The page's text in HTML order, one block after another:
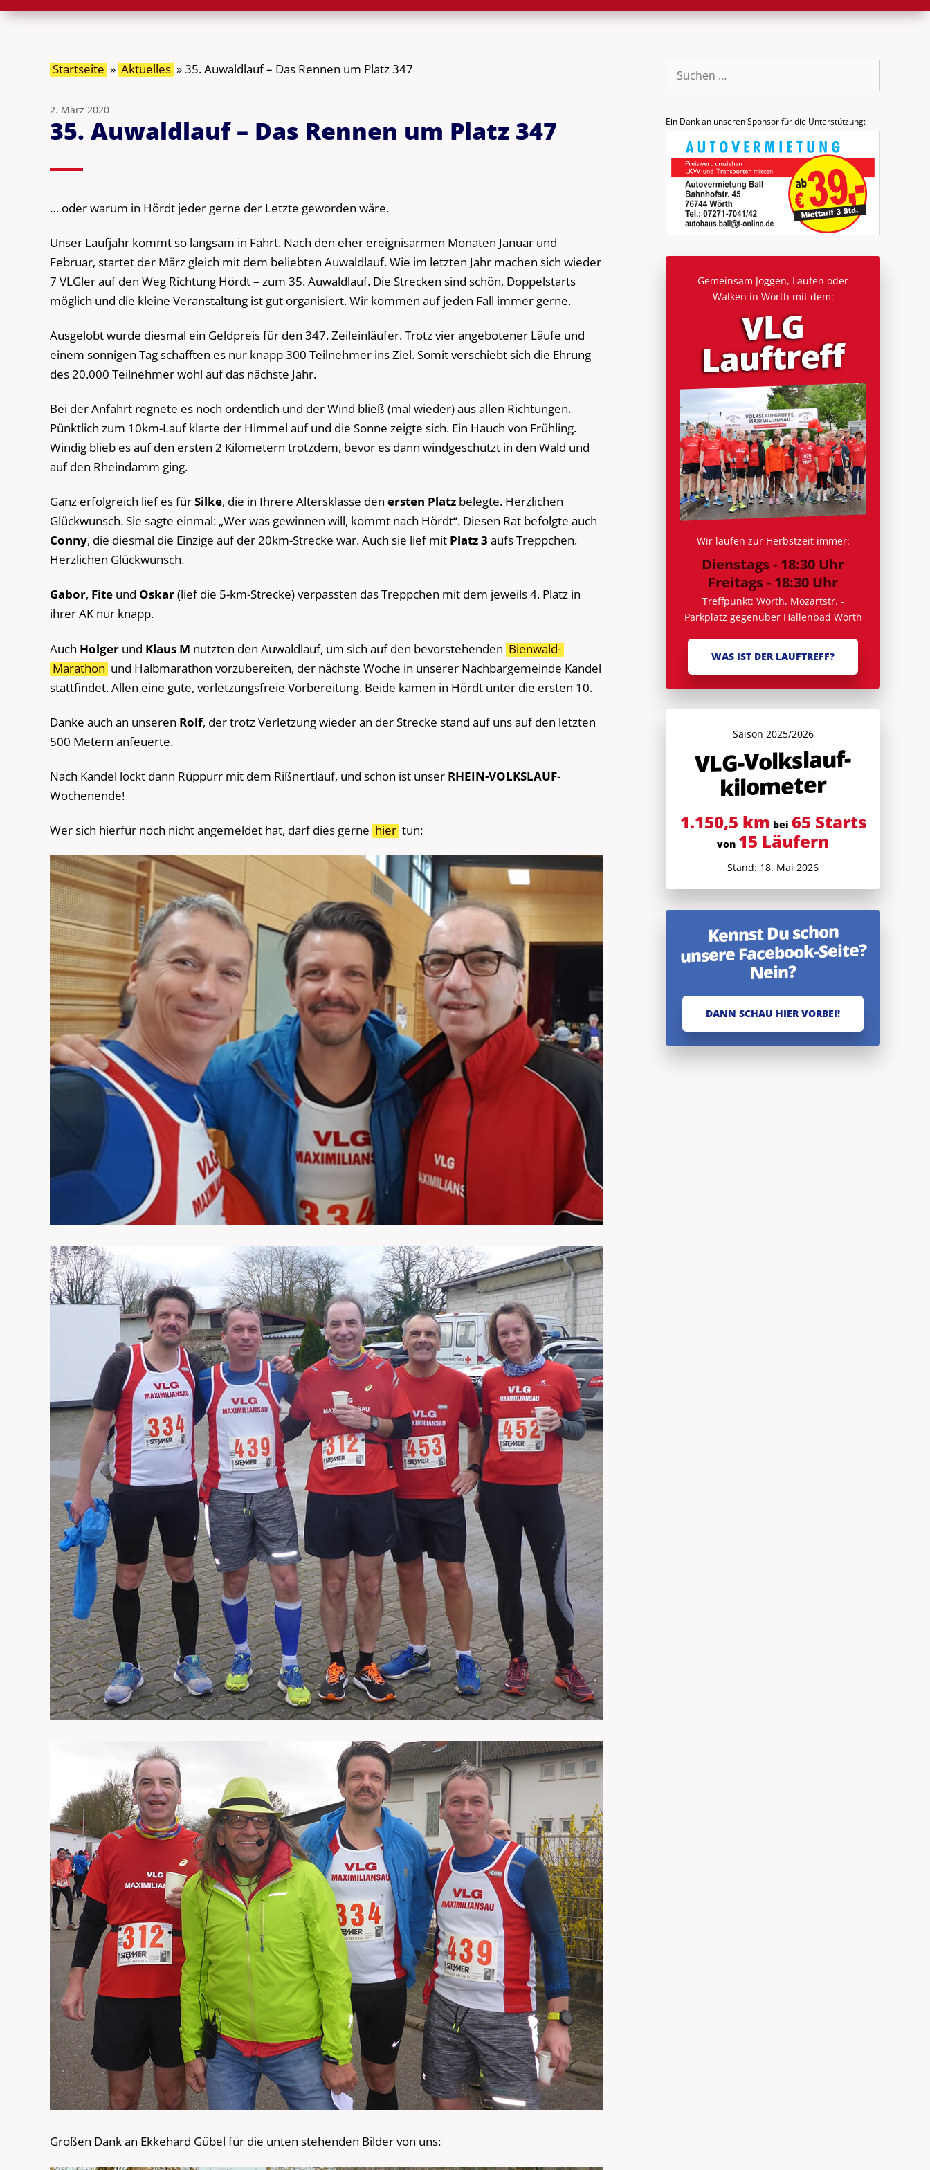
Startseite » Aktuelles »35. Auwaldlauf – Das Rennen um Platz 347
2. März 2020
35. Auwaldlauf – Das Rennen um Platz 347
… oder warum in Hördt jeder gerne der Letzte geworden wäre.
Unser Laufjahr kommt so langsam in Fahrt. Nach den eher ereignisarmen Monaten Januar und
Februar, startet der März gleich mit dem beliebten Auwaldlauf. Wie im letzten Jahr machen sich wieder
7 VLGler auf den Weg Richtung Hördt – zum 35. Auwaldlauf. Die Strecken sind schön, Doppelstarts
möglich und die kleine Veranstaltung ist gut organisiert. Wir kommen auf jeden Fall immer gerne.
Ausgelobt wurde diesmal ein Geldpreis für den 347. Zeileinläufer. Trotz vier angebotener Läufe und
einem sonnigen Tag schafften es nur knapp 300 Teilnehmer ins Ziel. Somit verschiebt sich die Ehrung
des 20.000 Teilnehmer wohl auf das nächste Jahr.
Bei der Anfahrt regnete es noch ordentlich und der Wind bließ (mal wieder) aus allen Richtungen.
Pünktlich zum 10km-Lauf klarte der Himmel auf und die Sonne zeigte sich. Ein Hauch von Frühling.
Windig blieb es auf den ersten 2 Kilometern trotzdem, bevor es dann windgeschützt in den Wald und
auf den Rheindamm ging.
Ganz erfolgreich lief es fürSilke, die in Ihrere Altersklasse den ersten Platz belegte. Herzlichen
Glückwunsch. Sie sagte einmal: „Wer was gewinnen will, kommt nach Hördt“. Diesen Rat befolgte auch
Conny, die diesmal die Einzige auf der 20km-Strecke war. Auch sie lief mit Platz 3 aufs Treppchen.
Herzlichen Glückwunsch.
Gabor, Fite und Oskar(lief die 5-km-Strecke) verpassten das Treppchen mit dem jeweils 4. Platz in
ihrer AK nur knapp.
Auch Holger und Klaus M nutzten den Auwaldlauf, um sich auf den bevorstehenden Bienwald-
Marathon und Halbmarathon vorzubereiten, der nächste Woche in unserer Nachbargemeinde Kandel
stattfindet. Allen eine gute, verletzungsfreie Vorbereitung. Beide kamen in Hördt unter die ersten 10.
Danke auch an unseren Rolf, der trotz Verletzung wieder an der Strecke stand auf uns auf den letzten
500 Metern anfeuerte.
Nach Kandel lockt dann Rüppurr mit dem Rißnertlauf, und schon ist unser RHEIN-VOLKSLAUF-
Wochenende!
Wer sich hierfür noch nicht angemeldet hat, darf dies gerne hier tun:
Großen Dank an Ekkehard Gübel für die unten stehenden Bilder von uns:
Suche
nach:
Ein Dank an unseren Sponsor für die Unterstützung:
Gemeinsam Joggen, Laufen oder
Walken in Wörth mit dem:
VLG
Lauf­treff
Wir laufen zur Herbstzeit immer:
Dienstags - 18:30 Uhr
Freitags - 18:30 Uhr
Treffpunkt: Wörth, Mozartstr. -
Parkplatz gegenüber Hallenbad Wörth
WAS IST DER LAUFTREFF?
Saison 2025/2026
V
LG-Volkslauf­
kilometer
1.150,5 km bei 65 Starts
von 15 Läufern
Stand: 18. Mai 2026
Kennst Du schon
unsere Facebook-Seite?
Nein?
DANN SCHAU HIER VORBEI!